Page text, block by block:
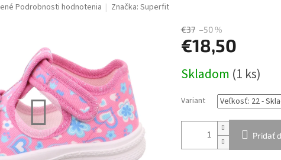
Podrobnosti hodnotenia Značka:Superfit
€37 –50 %
€18,50
cena:
Skladom (1 ks)
Variant
Pridať